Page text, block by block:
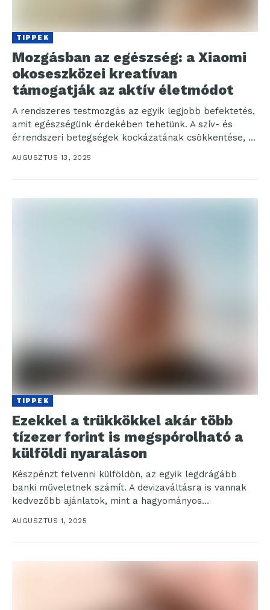
TIPPEK
Mozgásban az egészség: a Xiaomi
okoseszközei kreatívan
támogatják az aktív életmódot
A rendszeres testmozgás az egyik legjobb befektetés,
amit egészségünk érdekében tehetünk. A szív- és
érrendszeri betegségek kockázatának csökkentése, a
AUGUSZTUS 13, 2025
TIPPEK
Ezekkel a trükkökkel akár több
tízezer forint is megspórolható a
külföldi nyaraláson
Készpénzt felvenni külföldön, az egyik legdrágább
banki műveletnek számít. A devizaváltásra is vannak
kedvezőbb ajánlatok, mint a hagyományos
AUGUSZTUS 1, 2025